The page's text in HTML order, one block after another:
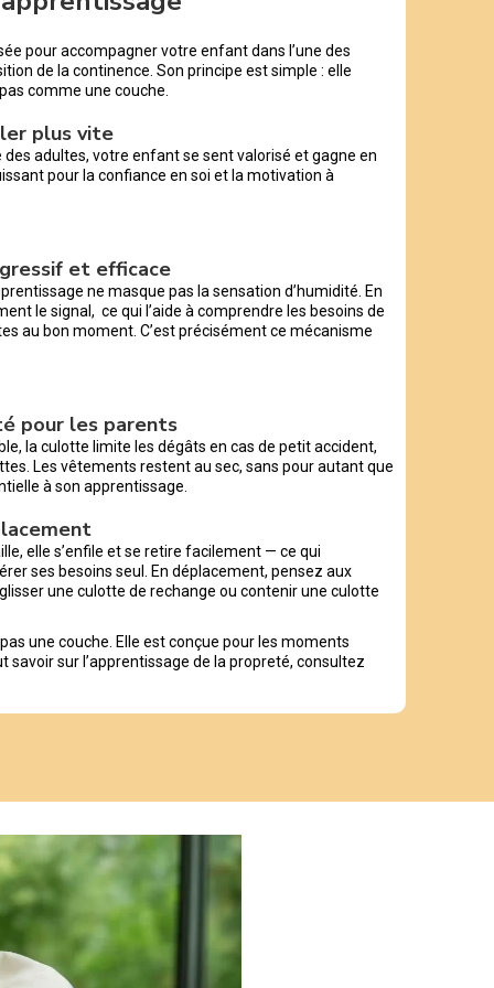
pour accompagner votre enfant dans l’une des
de la continence. Son principe est simple : elle
comme une couche.
plus vite
adultes, votre enfant se sent valorisé et gagne en
pour la confiance en soi et la motivation à
et efficace
ne masque pas la sensation d’humidité. En
le signal, ce qui l’aide à comprendre les besoins de
au bon moment. C’est précisément ce mécanisme
pour les parents
la culotte limite les dégâts en cas de petit accident,
Les vêtements restent au sec, sans pour autant que
à son apprentissage.
elle s’enfile et se retire facilement — ce qui
ses besoins seul. En déplacement, pensez aux
une culotte de rechange ou contenir une culotte
une couche. Elle est conçue pour les moments
savoir sur l’apprentissage de la propreté, consultez